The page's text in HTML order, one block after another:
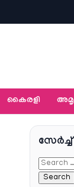
കൈരളി
സേര്‍ച്ച്‌